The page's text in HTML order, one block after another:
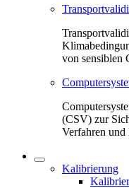
von sensiblen
(CSV) zur
Verfahren und
Kalibrierung